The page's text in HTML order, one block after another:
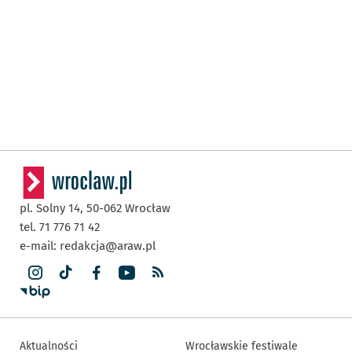
pl. Solny 14, 50-062 Wrocław
tel. 71 776 71 42
e-mail: redakcja@araw.pl
Aktualności Wrocławskie festiwale